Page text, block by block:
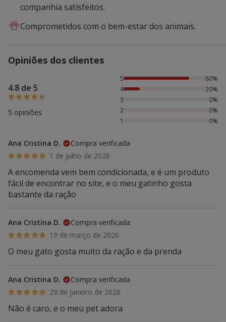
companhia satisfeitos.
Comprometidos com o bem-estar dos animais.
Opiniões dos clientes
4.8 de 5
5 opiniões
80% das pessoas avaliaram com 5 estrelas, 20% das
5
80%
4
20%
3
0%
2
0%
1
0%
Ana Cristina D.
Compra verificada
1 de julho de 2026
A encomenda vem bem condicionada, e é um produto
fácil de encontrar no site, e o meu gatinho gosta
bastante da ração
Ana Cristina D.
Compra verificada
19 de março de 2026
O meu gato gosta muito da ração e da prenda
Ana Cristina D.
Compra verificada
29 de janeiro de 2026
Não é caro, e o meu pet adora